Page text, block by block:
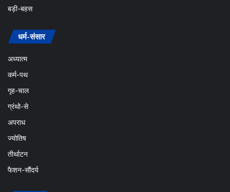
बड़ी-बहस
धर्म-संसार
अध्यात्म
कर्म-पथ
गृह-चाल
ग्रंथो-से
अपराध
ज्योतिष
तीर्थाटन
फैशन-सौंदर्य